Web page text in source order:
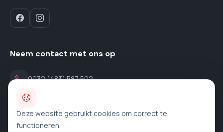
Neem contact met ons op
0032 (483) 587 502
contact@acad-construct.be
Deze website gebruikt cookies om correct te
functioneren.